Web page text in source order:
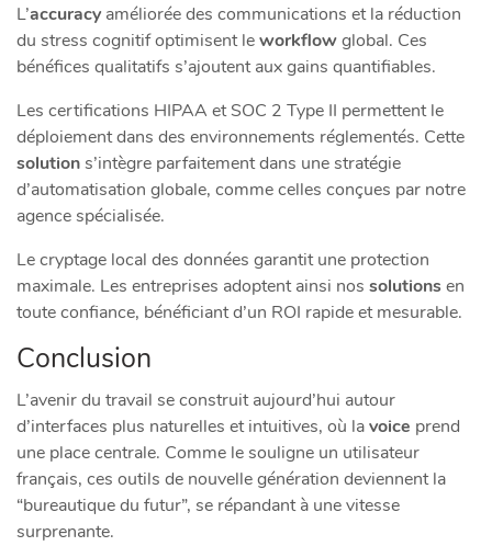
L’accuracy améliorée des communications et la réduction
du stress cognitif optimisent leworkflowglobal. Ces
bénéfices qualitatifs s’ajoutent aux gains quantifiables.
Les certifications HIPAA et SOC 2 Type II permettent le
déploiement dans des environnements réglementés. Cette
solutions’intègre parfaitement dans une stratégie
d’automatisation globale, comme celles conçues par notre
agence spécialisée.
Le cryptage local des données garantit une protection
maximale. Les entreprises adoptent ainsi nos solutionsen
toute confiance, bénéficiant d’un ROI rapide et mesurable.
Conclusion
L’avenir du travail se construit aujourd’hui autour
d’interfaces plus naturelles et intuitives, où lavoice prend
une place centrale. Comme le souligne un utilisateur
français, ces outils de nouvelle génération deviennent la
“bureautique du futur”, se répandant à une vitesse
surprenante.